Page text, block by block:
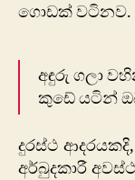
ගොඩක් වටිනව.
අඳුරු ගලා
කුඩේ යටින්
දුරස්ථ
අර්බුදකාරී